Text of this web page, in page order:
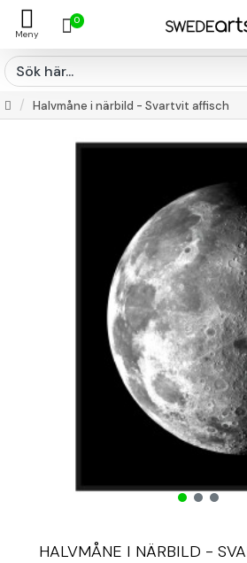
0
Halvmåne i närbild - Svartvit affisch
HALVMÅNE I NÄRBILD -